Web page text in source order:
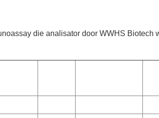
die analisator door WWHS Biotech